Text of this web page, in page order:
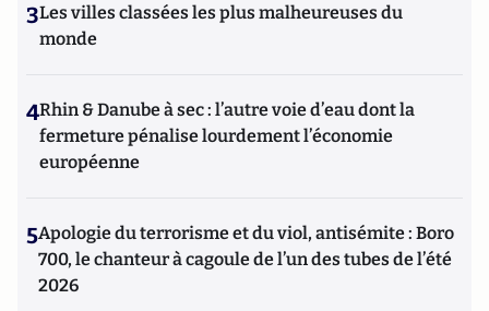
3Les villes classées les plus malheureuses du
monde
4Rhin & Danube à sec : l’autre voie d’eau dont la
fermeture pénalise lourdement l’économie
européenne
5Apologie du terrorisme et du viol, antisémite : Boro
700, le chanteur à cagoule de l’un des tubes de l’été
2026